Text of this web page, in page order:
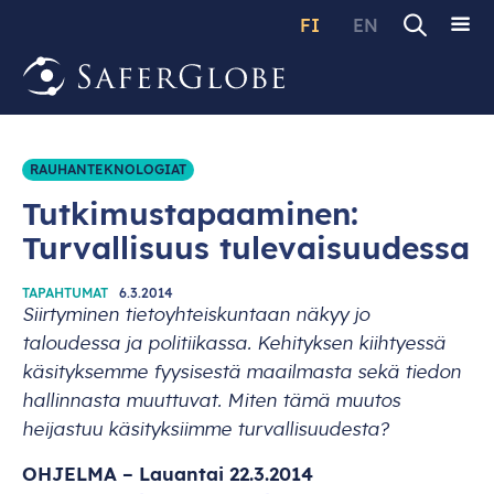
FI EN
RAUHANTEKNOLOGIAT
Tutkimustapaaminen:
Turvallisuus tulevaisuudessa
TAPAHTUMAT 6.3.2014
Siirtyminen tietoyhteiskuntaan näkyyjo
taloudessa ja politiikassa. Kehityksen kiihtyessä
käsityksemme fyysisestä maailmasta sekä tiedon
hallinnasta muuttuvat. Miten tämä muutos
heijastuu käsityksiimme turvallisuudesta?
OHJELMA – Lauantai 22.3.2014